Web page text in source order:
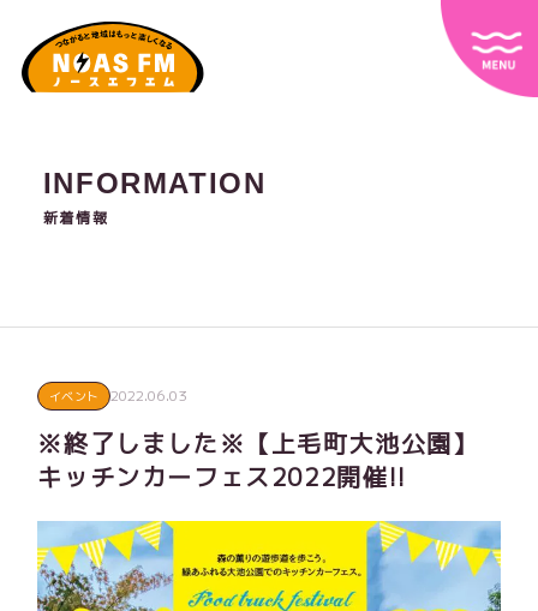
INFORMATION
新着情報
イベント 2022.06.03
※終了しました※【上毛町大池公園】
キッチンカーフェス2022開催!!